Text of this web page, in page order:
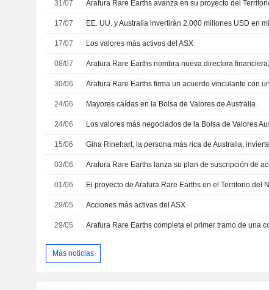
31/07
17/07
17/07 Los valores más activos del ASX
08/07
30/06
24/06 Mayores caídas en la Bolsa de Valores de Australia
24/06 Los valores más negociados de la Bolsa de Valores
15/06
03/06
01/06
29/05 Acciones más activas del ASX
29/05
Más noticias